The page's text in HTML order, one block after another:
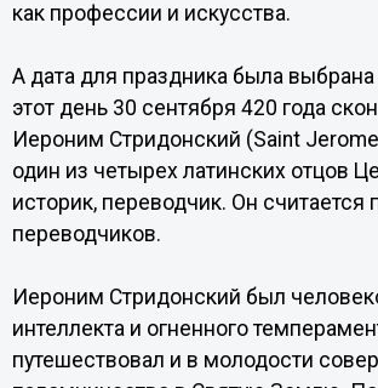
как профессии и искусства.
А дата для праздника была выбрана
этот день 30 сентября 420 года
Иероним Стридонский (Saint
один из четырех латинских отцов
историк, переводчик. Он считается
переводчиков.
Иероним Стридонский был
интеллекта и огненного
путешествовал и в молодости